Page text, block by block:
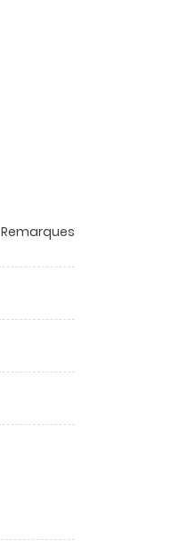
Remarques